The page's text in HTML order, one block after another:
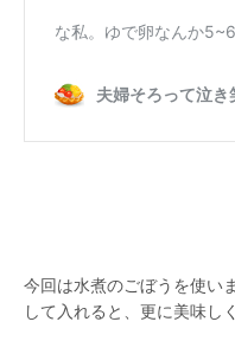
今回は水煮のごぼうを使い
して入れると、更に美味し